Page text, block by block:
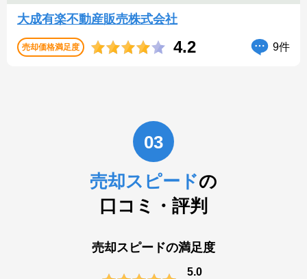
大成有楽不動産販売株式会社
売却価格満足度 4.2 9件
03
売却スピードの
口コミ・評判
売却スピードの満足度
5.0